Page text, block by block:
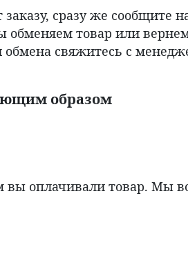
сразу же сообщите
товар или
свяжитесь с
образом
вы оплачивали товар. Мы